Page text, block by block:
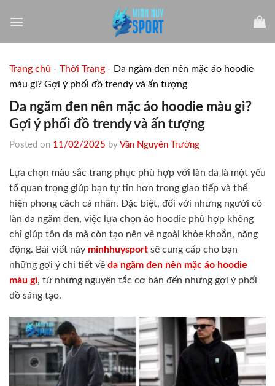
Trang chủ - Thời Trang - Da ngăm đen nên mặc áo hoodie
màu gì? Gợi ý phối đồ trendy và ấn tượng
Da ngăm đen nên mặc áo hoodie màu gì?
Gợi ý phối đồ trendy và ấn tượng
Posted on 11/02/2025 by Văn Nguyên Trường
Lựa chọn màu sắc trang phục phù hợp với làn da là một yếu
tố quan trọng giúp bạn tự tin hơn trong giao tiếp và thể
hiện phong cách cá nhân. Đặc biệt, đối với những người có
làn da ngăm đen, việc lựa chọn áo hoodie phù hợp không
chỉ giúp tôn da mà còn tạo nên vẻ ngoài khỏe khoắn, năng
động. Bài viết này minhhuysport sẽ cung cấp cho bạn
những gợi ý chi tiết về da ngăm đen nên mặc áo hoodie
màu gì​, từ những nguyên tắc cơ bản đến những gợi ý phối
đồ sáng tạo.